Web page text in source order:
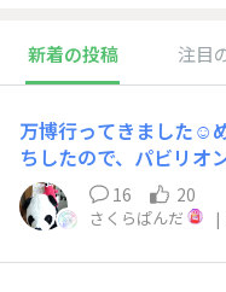
新着の投稿 注目
万博行ってきました☺️
ちしたので、パビリオ
ア、フランス、スペイ
ウジアラビア、カター
中東。ガス、住友の日
ステキだったので中東
16 20
さくらぱんだ |